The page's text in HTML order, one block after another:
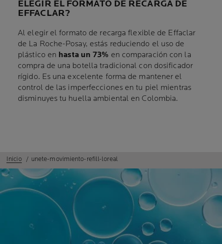
ELEGIR EL FORMATO DE RECARGA DE
EFFACLAR?
Al elegir el formato de recarga flexible de Effaclar
de La Roche-Posay, estás reduciendo el uso de
plástico en hasta un 73% en comparación con la
compra de una botella tradicional con dosificador
rígido. Es una excelente forma de mantener el
control de las imperfecciones en tu piel mientras
disminuyes tu huella ambiental en Colombia.
Inicio unete-movimiento-refill-loreal